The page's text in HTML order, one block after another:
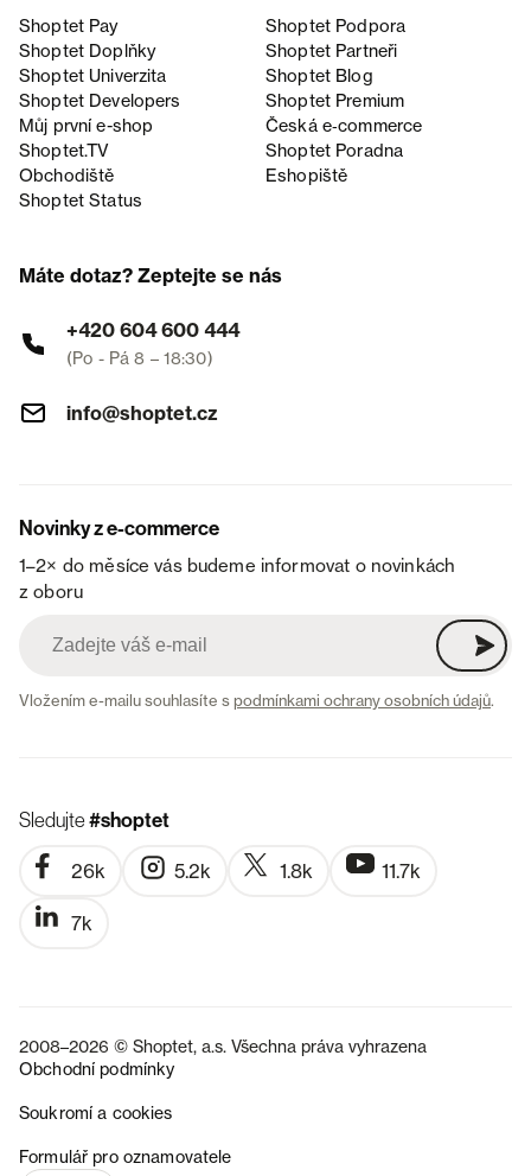
Shoptet Pay
Shoptet Podpora
Shoptet Doplňky
Shoptet Partneři
Shoptet Univerzita
Shoptet Blog
Shoptet Developers
Shoptet Premium
Můj první e-shop
Česká e‑commerce
Shoptet.TV
Shoptet Poradna
Obchodiště
Eshopiště
Shoptet Status
Máte dotaz? Zeptejte se nás
+420 604 600 444
(Po - Pá 8 – 18:30)
info@shoptet.cz
Novinky z e-commerce
1–2× do měsíce vás budeme informovat o novinkách
z oboru
Vložením e-mailu souhlasíte spodmínkami ochrany osobních údajů.
Sledujte#shoptet
26k 5.2k 1.8k 11.7k
7k
2008–2026 © Shoptet, a.s. Všechna práva vyhrazena
Obchodní podmínky
Soukromí a cookies
Formulář pro oznamovatele